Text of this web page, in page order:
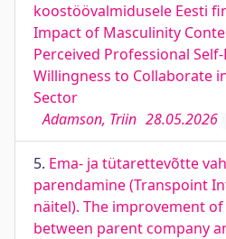
koostöövalmidusele Eesti
Impact of Masculinity
Perceived Professional
Willingness to Collaborate
Sector
Adamson, Triin 28.05.2026
5. Ema- ja tütarettevõtte
parendamine (Transpoint
näitel). The improvement
between parent company